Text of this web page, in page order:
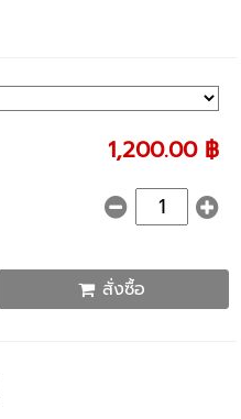
1,200.00 ฿
สั่งซื้อ